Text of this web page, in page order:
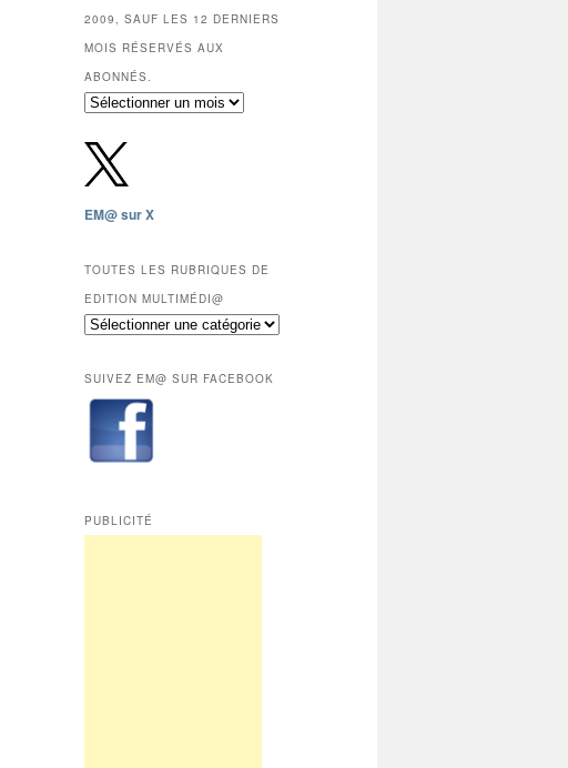
2009, SAUF LES 12 DERNIERS
MOIS RÉSERVÉS AUX
ABONNÉS.
Archives
depuis
2009,
sauf
les
mois
réservés
aux
abonnés.
EM@ sur X
TOUTES LES RUBRIQUES DE
EDITION MULTIMÉDI@
Toutes
de
Edition
Multimédi@
SUIVEZ EM@ SUR FACEBOOK
PUBLICITÉ